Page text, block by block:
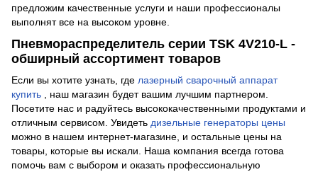
предложим качественные услуги и наши профессионалы
выполнят все на высоком уровне.
Пневмораспределитель серии TSK 4V210-L -
обширный ассортимент товаров
Если вы хотите узнать, где лазерный сварочный аппарат
купить , наш магазин будет вашим лучшим партнером.
Посетите нас и радуйтесь высококачественными продуктами и
отличным сервисом. Увидеть дизельные генераторы цены
можно в нашем интернет-магазине, и остальные цены на
товары, которые вы искали. Наша компания всегда готова
помочь вам с выбором и оказать профессиональную